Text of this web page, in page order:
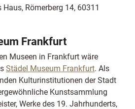
Haus, Römerberg 14, 60311
Frankfurt
Museen in Frankfurt wäre
Städel Museum Frankfurt. Als
Kulturinstitutionen der Stadt
Kunstsammlung
Werke des 19. Jahrhunderts,